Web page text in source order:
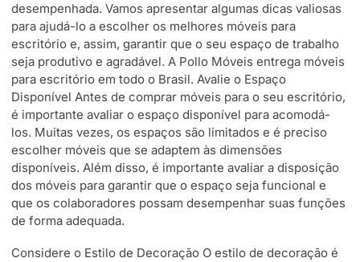
desempenhada. Vamos apresentar algumas dicas valiosas
para ajudá-lo a escolher os melhores móveis para
escritório e, assim, garantir que o seu espaço de trabalho
seja produtivo e agradável. A Pollo Móveis entrega móveis
para escritório em todo o Brasil. Avalie o Espaço
Disponível Antes de comprar móveis para o seu escritório,
é importante avaliar o espaço disponível para acomodá-
los. Muitas vezes, os espaços são limitados e é preciso
escolher móveis que se adaptem às dimensões
disponíveis. Além disso, é importante avaliar a disposição
dos móveis para garantir que o espaço seja funcional e
que os colaboradores possam desempenhar suas funções
de forma adequada.
Considere o Estilo de Decoração O estilo de decoração é